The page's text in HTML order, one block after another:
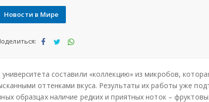
Новости в Мире
тьс
я
тьс
я
тьс
я
составили «коллекцию» из микробов,
оттенками вкуса. Результаты их работы уже
образцах наличие редких и приятных ноток –